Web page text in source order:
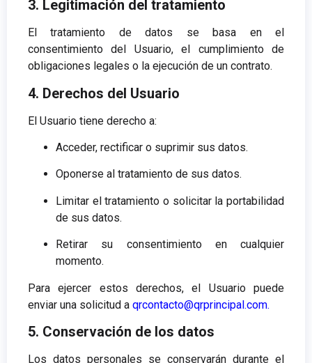
3. Legitimación del tratamiento
El tratamiento de datos se basa en el
consentimiento del Usuario, el cumplimiento de
obligaciones legales o la ejecución de un contrato.
4. Derechos del Usuario
El Usuario tiene derecho a:
Acceder, rectificar o suprimir sus datos.
Oponerse al tratamiento de sus datos.
Limitar el tratamiento o solicitar la portabilidad
de sus datos.
Retirar su consentimiento en cualquier
momento.
Para ejercer estos derechos, el Usuario puede
enviar una solicitud a qrcontacto@qrprincipal.com.
5. Conservación de los datos
Los datos personales se conservarán durante el